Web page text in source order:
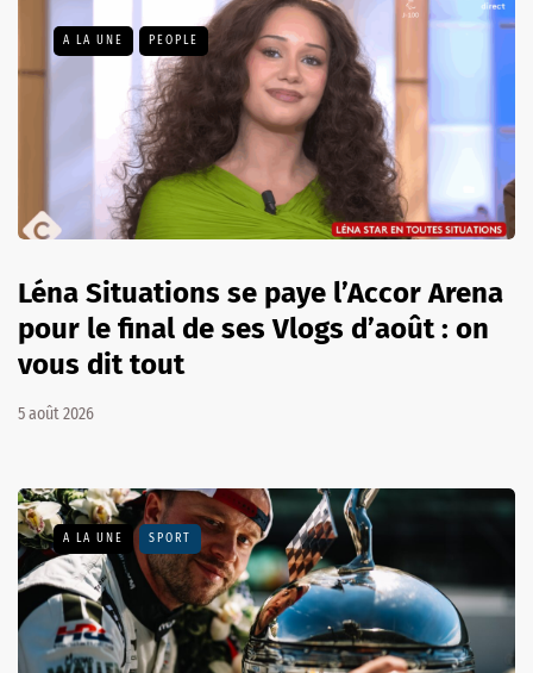
A LA UNE PEOPLE
Léna Situations se paye l’Accor Arena
pour le final de ses Vlogs d’août : on
vous dit tout
5 août 2026
A LA UNE SPORT